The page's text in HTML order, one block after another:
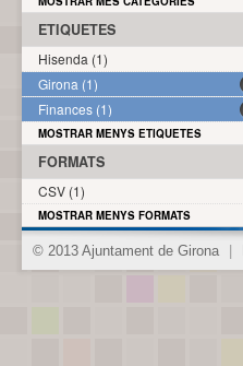
ETIQUETES
Hisenda (1)
Girona (1)
Finances (1)
MOSTRAR MENYS ETIQUETES
FORMATS
CSV (1)
MOSTRAR MENYS FORMATS
© 2013 Ajuntament de Girona